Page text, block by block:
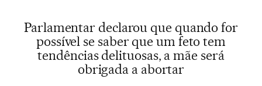
Parlamentar declarou que quando for
possível se saber que um feto tem
tendências delituosas, a mãe será
obrigada a abortar